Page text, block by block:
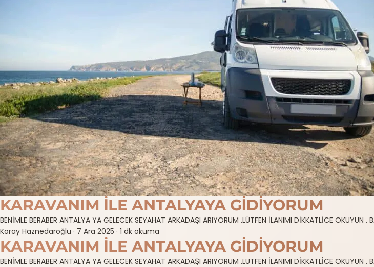
KARAVANIM İLE ANTALYAYA GİDİYORUM
BENİMLE BERABER ANTALYA YA GELECEK SEYAHAT ARKADAŞI ARIYORUM .LÜTFEN İLANIMI DİKKATLİCE OKUYUN
Koray Haznedaroğlu · 7 Ara 2025 · 1 dk okuma
KARAVANIM İLE ANTALYAYA GİDİYORUM
BENİMLE BERABER ANTALYA YA GELECEK SEYAHAT ARKADAŞI ARIYORUM .LÜTFEN İLANIMI DİKKATLİCE OKUYUN